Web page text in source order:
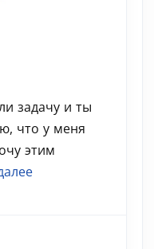
задачу и ты
что у меня
этим